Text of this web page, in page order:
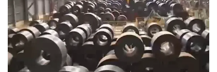
Tin tức
Thế giới đó đây
Câu chuyện quốc tế
Kinh tế
Tài chính
Thị trường
Dữ liệu và đời sống